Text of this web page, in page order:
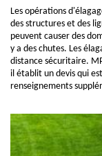
Les opérations
des structures et des
peuvent causer des
y a des chutes. Les
distance sécuritaire.
il établit un devis qui
renseignements